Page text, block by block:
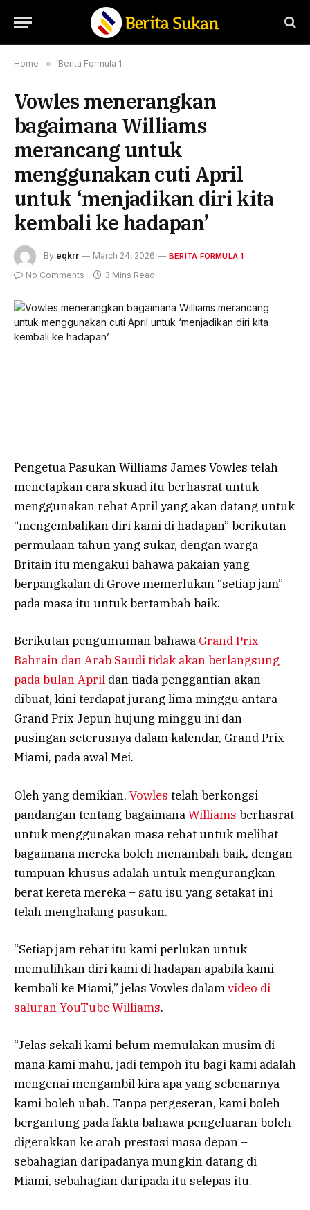
Home » Berita Formula 1
Vowles menerangkan
bagaimana Williams
merancang untuk
menggunakan cuti April
untuk ‘menjadikan diri kita
kembali ke hadapan’
By eqkrr March 24, 2026 BERITA FORMULA 1
No Comments 3 Mins Read
Pengetua Pasukan Williams James Vowles telah
menetapkan cara skuad itu berhasrat untuk
menggunakan rehat April yang akan datang untuk
“mengembalikan diri kami di hadapan” berikutan
permulaan tahun yang sukar, dengan warga
Britain itu mengakui bahawa pakaian yang
berpangkalan di Grove memerlukan “setiap jam”
pada masa itu untuk bertambah baik.
Berikutan pengumuman bahawa Grand Prix
Bahrain dan Arab Saudi tidak akan berlangsung
pada bulan April dan tiada penggantian akan
dibuat, kini terdapat jurang lima minggu antara
Grand Prix Jepun hujung minggu ini dan
pusingan seterusnya dalam kalendar, Grand Prix
Miami, pada awal Mei.
Oleh yang demikian, Vowles telah berkongsi
pandangan tentang bagaimanaWilliams berhasrat
untuk menggunakan masa rehat untuk melihat
bagaimana mereka boleh menambah baik, dengan
tumpuan khusus adalah untuk mengurangkan
berat kereta mereka – satu isu yang setakat ini
telah menghalang pasukan.
“Setiap jam rehat itu kami perlukan untuk
memulihkan diri kami di hadapan apabila kami
kembali ke Miami,” jelas Vowles dalamvideo di
saluran YouTube Williams.
“Jelas sekali kami belum memulakan musim di
mana kami mahu, jadi tempoh itu bagi kami adalah
mengenai mengambil kira apa yang sebenarnya
kami boleh ubah. Tanpa pergeseran, kami boleh
bergantung pada fakta bahawa pengeluaran boleh
digerakkan ke arah prestasi masa depan –
sebahagian daripadanya mungkin datang di
Miami, sebahagian daripada itu selepas itu.